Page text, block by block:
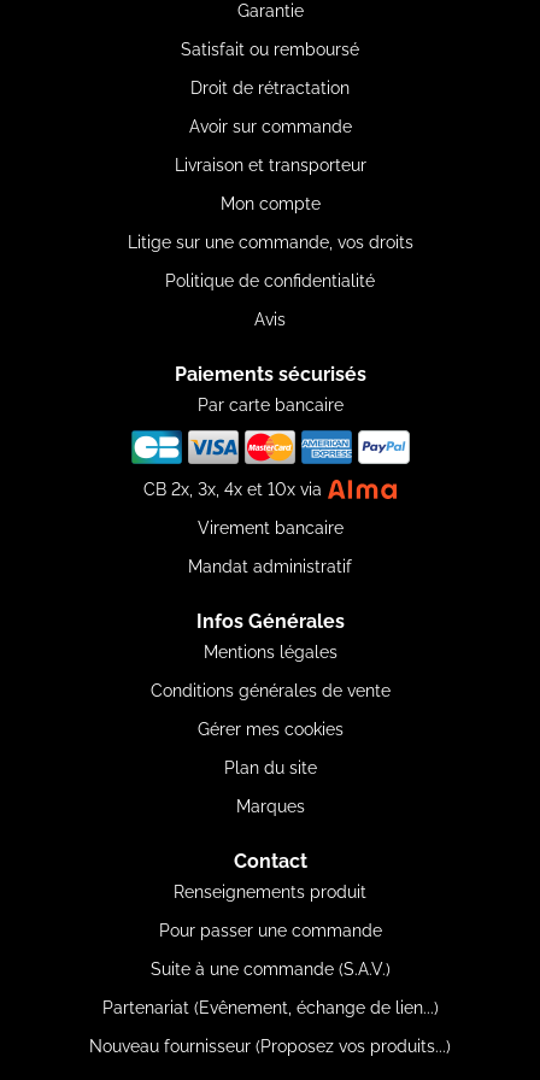
Garantie
Satisfait ou remboursé
Droit de rétractation
Avoir sur commande
Livraison et transporteur
Mon compte
Litige sur une commande, vos droits
Politique de confidentialité
Avis
Paiements sécurisés
Par carte bancaire
CB 2x, 3x, 4x et 10x via
Virement bancaire
Mandat administratif
Infos Générales
Mentions légales
Conditions générales de vente
Gérer mes cookies
Plan du site
Marques
Contact
Renseignements produit
Pour passer une commande
Suite à une commande (S.A.V.)
Partenariat (Evênement, échange de lien...)
Nouveau fournisseur (Proposez vos produits...)